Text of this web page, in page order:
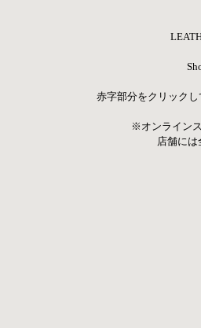
赤字部分をクリックし
※オンライン
店舗には